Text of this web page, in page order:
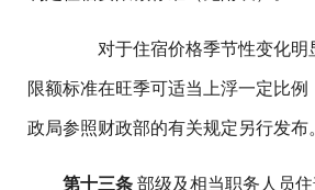
对于住宿价格季节性变化明
限额标准在旺季可适当上浮一定比
政局参照财政部的有关规定另行发布
第十三条 部级及相当职务人员